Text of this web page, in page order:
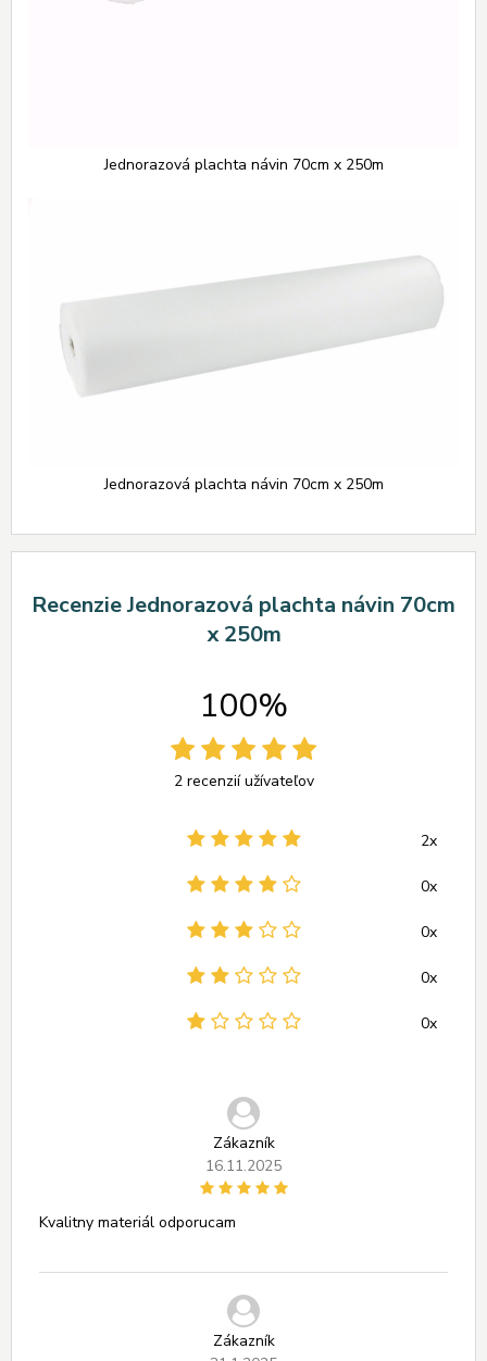
Jednorazová plachta návin 70cm x 250m
Jednorazová plachta návin 70cm x 250m
Recenzie Jednorazová plachta návin 70cm
x 250m
100%
2 recenzií užívateľov
2x
0x
0x
0x
0x
Zákazník
16.11.2025
Kvalitny materiál odporucam
Zákazník